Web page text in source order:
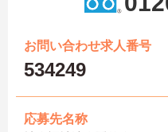
お問い合わせ求人番号
534249
応募先名称